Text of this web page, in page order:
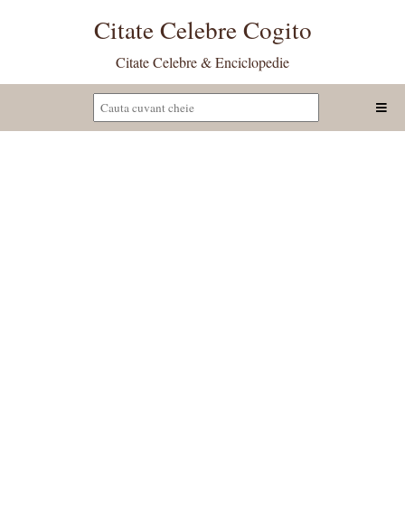
Citate Celebre Cogito
Citate Celebre & Enciclopedie